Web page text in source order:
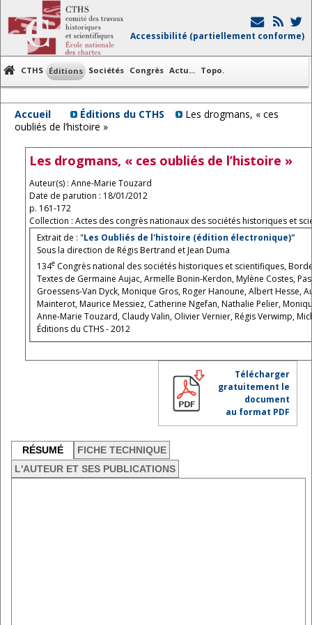
Accessibilité (partiellement conforme)
CTHS Éditions Sociétés Congrès Actu... Topo.
Accueil Éditions du CTHS
Les drogmans, « ces
oubliés de l’histoire »
Les drogmans, « ces oubliés de l’histoire »
Auteur(s) : Anne-Marie Touzard
Date de parution : 18/01/2012
p. 161-172
Collection : Actes des congrès nationaux des sociétés historiques et
Extrait de : "Les Oubliés de l'histoire (édition électronique)"
Sous la direction de Régis Bertrand et Jean Duma
134e Congrès national des sociétés historiques et scientifiques,
Textes de Germaine Aujac, Armelle Bonin-Kerdon, Mylène Costes,
Groessens-Van Dyck, Monique Gros, Roger Hanoune, Albert Hesse,
Mainterot, Maurice Messiez, Catherine Ngefan, Nathalie Pelier,
Anne-Marie Touzard, Claudy Valin, Olivier Vernier, Régis Verwimp,
Éditions du CTHS - 2012
Télécharger
gratuitement le
document
au format PDF
RÉSUMÉ
FICHE TECHNIQUE
L'AUTEUR ET SES PUBLICATIONS